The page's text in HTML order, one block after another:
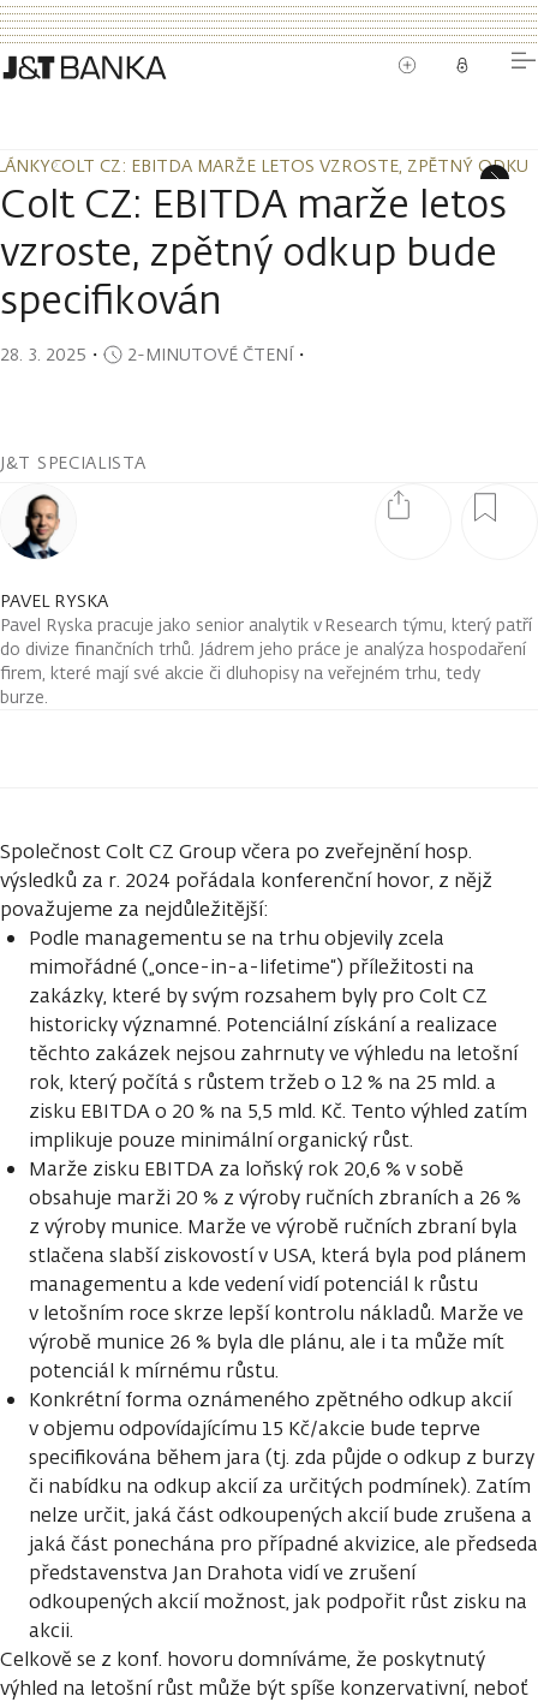
COLT CZ: EBITDA MARŽE LETOS VZROSTE, ZPĚTNÝ
COLT CZ: EBITDA MARŽE LETOS VZROSTE, ZPĚTNÝ
Colt CZ: EBITDA marže letos
vzroste, zpětný odkup bude
specifikován
28. 3. 2025 ・ 2-MINUTOVÉ ČTENÍ・
J&T SPECIALISTA
PAVEL RYSKA
Pavel Ryska pracuje jako senior analytik v Research týmu, který patří
do divize finančních trhů. Jádrem jeho práce je analýza hospodaření
firem, které mají své akcie či dluhopisy na veřejném trhu, tedy
burze.
Společnost Colt CZ Group včera po zveřejnění hosp.
výsledků za r. 2024 pořádala konferenční hovor, z nějž
považujeme za nejdůležitější:
Podle managementu se na trhu objevily zcela
mimořádné („once-in-a-lifetime“) příležitosti na
zakázky, které by svým rozsahem byly pro Colt CZ
historicky významné. Potenciální získání a realizace
těchto zakázek nejsou zahrnuty ve výhledu na letošní
rok, který počítá s růstem tržeb o 12 % na 25 mld. a
zisku EBITDA o 20 % na 5,5 mld. Kč. Tento výhled zatím
implikuje pouze minimální organický růst.
Marže zisku EBITDA za loňský rok 20,6 % v sobě
obsahuje marži 20 % z výroby ručních zbraních a 26 %
z výroby munice. Marže ve výrobě ručních zbraní byla
stlačena slabší ziskovostí v USA, která byla pod plánem
managementu a kde vedení vidí potenciál k růstu
v letošním roce skrze lepší kontrolu nákladů. Marže ve
výrobě munice 26 % byla dle plánu, ale i ta může mít
potenciál k mírnému růstu.
Konkrétní forma oznámeného zpětného odkup akcií
v objemu odpovídajícímu 15 Kč/akcie bude teprve
specifikována během jara (tj. zda půjde o odkup z burzy
či nabídku na odkup akcií za určitých podmínek). Zatím
nelze určit, jaká část odkoupených akcií bude zrušena a
jaká část ponechána pro případné akvizice, ale předseda
představenstva Jan Drahota vidí ve zrušení
odkoupených akcií možnost, jak podpořit růst zisku na
akcii.
Celkově se z konf. hovoru domníváme, že poskytnutý
výhled na letošní růst může být spíše konzervativní, neboť